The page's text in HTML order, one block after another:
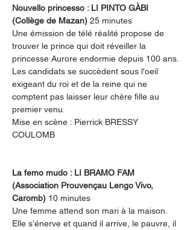
Nouvello princesso : LI PINTO GÀBI
(Collège de Mazan) 25 minutes
Une émission de télé réalité propose de
trouver le prince qui doit réveiller la
princesse Aurore endormie depuis 100 ans.
Les candidats se succèdent sous l'oeil
exigeant du roi et de la reine qui ne
comptent pas laisser leur chère fille au
premier venu.
Mise en scène : Pierrick BRESSY
COULOMB
La femo mudo : LI BRAMO FAM
(Association Prouvençau Lengo Vivo,
Caromb) 10 minutes
Une femme attend son mari à la maison.
Elle s’énerve et quand il arrive, le pauvre, il